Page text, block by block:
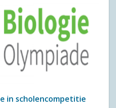
in scholencompetitie